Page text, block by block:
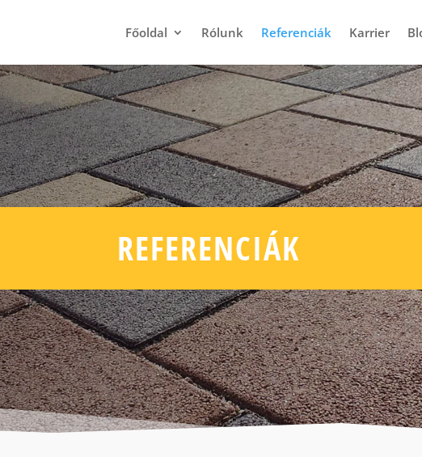
Főoldal Rólunk Referenciák Karrier
REFERENCIÁK